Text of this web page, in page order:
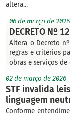
altera...
06 de março de 2026
DECRETO Nº
Altera o Decreto
regras e critérios
obras e serviços de
02 de março de 2026
STF invalida
linguagem
Conforme